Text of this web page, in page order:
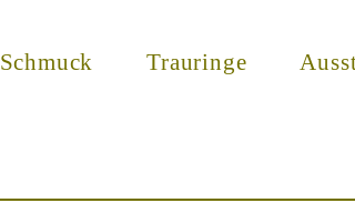
Schmuck Trauringe